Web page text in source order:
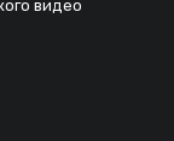
видео